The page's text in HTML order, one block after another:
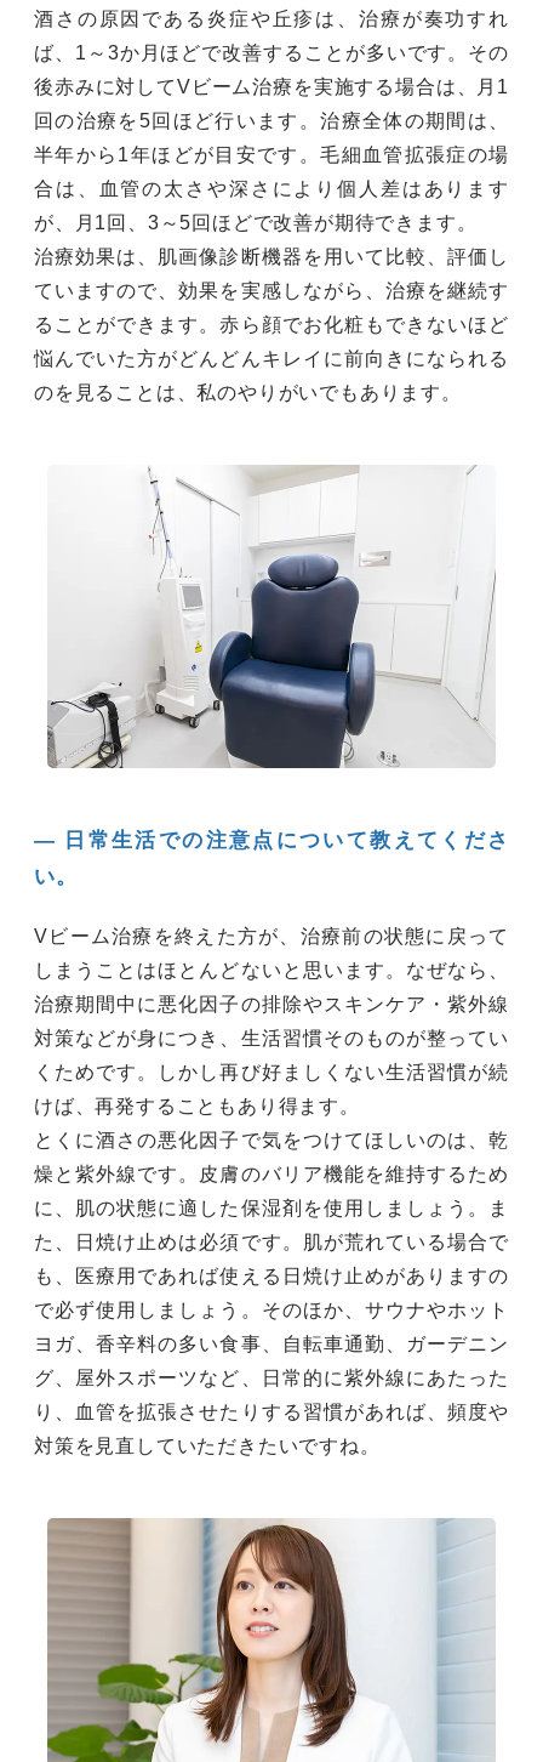
酒さの原因である炎症や丘疹は、治療が奏功すれ
ば、1～3か月ほどで改善することが多いです。その
後赤みに対してVビーム治療を実施する場合は、月1
回の治療を5回ほど行います。治療全体の期間は、
半年から1年ほどが目安です。毛細血管拡張症の場
合は、血管の太さや深さにより個人差はあります
が、月1回、3～5回ほどで改善が期待できます。
治療効果は、肌画像診断機器を用いて比較、評価し
ていますので、効果を実感しながら、治療を継続す
ることができます。赤ら顔でお化粧もできないほど
悩んでいた方がどんどんキレイに前向きになられる
のを見ることは、私のやりがいでもあります。
― 日常生活での注意点について教えてくださ
い。
Vビーム治療を終えた方が、治療前の状態に戻って
しまうことはほとんどないと思います。なぜなら、
治療期間中に悪化因子の排除やスキンケア・紫外線
対策などが身につき、生活習慣そのものが整ってい
くためです。しかし再び好ましくない生活習慣が続
けば、再発することもあり得ます。
とくに酒さの悪化因子で気をつけてほしいのは、乾
燥と紫外線です。皮膚のバリア機能を維持するため
に、肌の状態に適した保湿剤を使用しましょう。ま
た、日焼け止めは必須です。肌が荒れている場合で
も、医療用であれば使える日焼け止めがありますの
で必ず使用しましょう。そのほか、サウナやホット
ヨガ、香辛料の多い食事、自転車通勤、ガーデニン
グ、屋外スポーツなど、日常的に紫外線にあたった
り、血管を拡張させたりする習慣があれば、頻度や
対策を見直していただきたいですね。